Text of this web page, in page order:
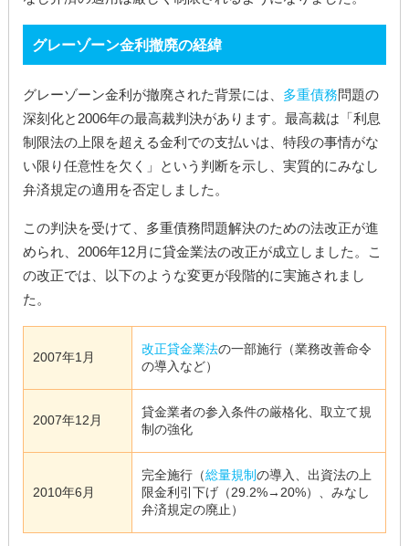
グレーゾーン金利撤廃の経緯
グレーゾーン金利が撤廃された背景には、 多重債務問題の
深刻化と2006年の最高裁判決があります。最高裁は「利息
制限法の上限を超える金利での支払いは、特段の事情がな
い限り任意性を欠く」という判断を示し、実質的にみなし
弁済規定の適用を否定しました。
この判決を受けて、多重債務問題解決のための法改正が進
められ、2006年12月に貸金業法の改正が成立しました。こ
の改正では、以下のような変更が段階的に実施されまし
た。
2007年1月
改正貸金業法の一部施行（業務改善命令
の導入など）
2007年12月
貸金業者の参入条件の厳格化、取立て規
制の強化
2010年6月
完全施行（総量規制の導入、出資法の上
限金利引下げ（29.2%→20%）、みなし
弁済規定の廃止）